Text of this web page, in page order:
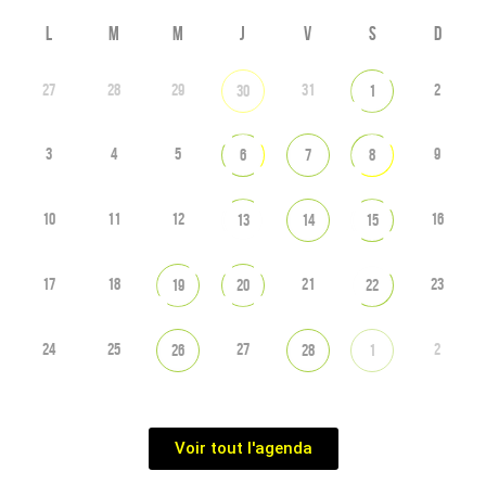
L M M J V S D
27 28 29 30 31 1 2
3 4 5 6 7 8 9
10 11 12 13 14 15 16
17 18 19 20 21 22 23
24 25 26 27 28 1 2
Voir tout l'agenda